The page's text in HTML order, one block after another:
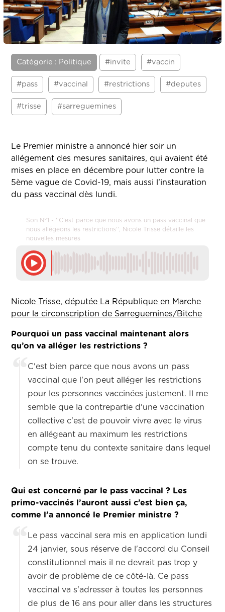
Catégorie : Politique #invite #vaccin
#pass #vaccinal #restrictions #deputes
#trisse #sarreguemines
Le Premier ministre a annoncé hier soir un
allégement des mesures sanitaires, qui avaient été
mises en place en décembre pour lutter contre la
5ème vague de Covid-19, mais aussi l’instauration
du pass vaccinal dès lundi.
Son N°1 - ''C'est parce que nous avons un pass vaccinal que
nous allégeons les restrictions'', Nicole Trisse détaille les
nouvelles mesures
Nicole Trisse, députée La République en Marche
pour la circonscription de Sarreguemines/Bitche
Pourquoi un pass vaccinal maintenant alors
qu’on va alléger les restrictions ?
C'est bien parce que nous avons un pass
vaccinal que l'on peut alléger les restrictions
pour les personnes vaccinées justement. Il me
semble que la contrepartie d'une vaccination
collective c'est de pouvoir vivre avec le virus
en allégeant au maximum les restrictions
compte tenu du contexte sanitaire dans lequel
on se trouve.
Qui est concerné par le pass vaccinal ? Les
primo-vaccinés l’auront aussi c’est bien ça,
comme l’a annoncé le Premier ministre ?
Le pass vaccinal sera mis en application lundi
24 janvier, sous réserve de l'accord du Conseil
constitutionnel mais il ne devrait pas trop y
avoir de problème de ce côté-là. Ce pass
vaccinal va s'adresser à toutes les personnes
de plus de 16 ans pour aller dans les structures